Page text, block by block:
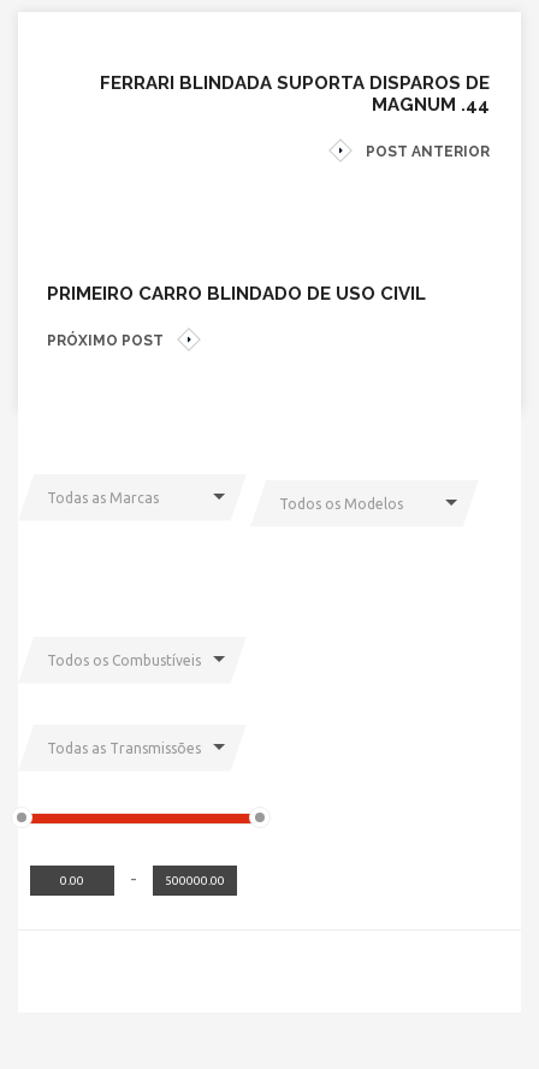
FERRARI BLINDADA SUPORTA DISPAROS DE
MAGNUM .44
POST ANTERIOR
PRIMEIRO CARRO BLINDADO DE USO CIVIL
PRÓXIMO POST
Todas as Marcas Todos os Modelos
Todos os Combustíveis
Todas as Transmissões
-